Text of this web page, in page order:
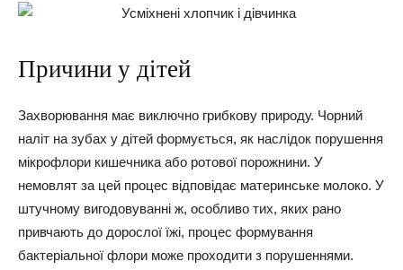
Причини у дітей
Захворювання має виключно грибкову природу. Чорний
наліт на зубах у дітей формується, як наслідок порушення
мікрофлори кишечника або ротової порожнини. У
немовлят за цей процес відповідає материнське молоко. У
штучному вигодовуванні ж, особливо тих, яких рано
привчають до дорослої їжі, процес формування
бактеріальної флори може проходити з порушеннями.